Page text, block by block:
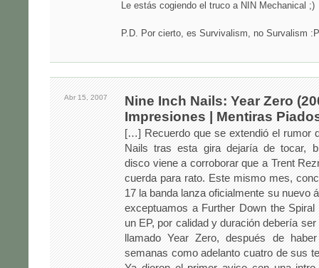
Le estás cogiendo el truco a NIN Mechanical ;)
P.D. Por cierto, es Survivalism, no Survalism :P
Abr 15,2007
Nine Inch Nails: Year Zero
Impresiones | Mentiras
[…] Recuerdo que se extendió el rumor
Nails tras esta gira dejaría de tocar,
disco viene a corroborar que a Trent
cuerda para rato. Este mismo mes,
17 la banda lanza oficialmente su nuevo
exceptuamos a Further Down the Spiral
un EP, por calidad y duración debería
llamado Year Zero, después de
semanas como adelanto cuatro de sus